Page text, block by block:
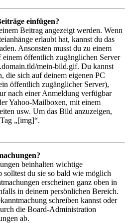
einfügen?
Beitrag angezeigt werden. Wenn
erlaubt hat, kannst du das
Ansonsten musst du zu einem
öffentlich zugänglichen Server
mein-bild.gif. Du kannst
die sich auf deinem eigenen PC
öffentlich zugänglicher Server),
nach einer Anmeldung verfügbar
Yahoo-Mailboxen, mit einem
usw. Um das Bild anzuzeigen,
„[img]“.
beinhalten wichtige
solltest du sie so bald wie möglich
erscheinen ganz oben in
in deinem persönlichen Bereich.
schreiben kannst oder
die Board-Administration
ab.